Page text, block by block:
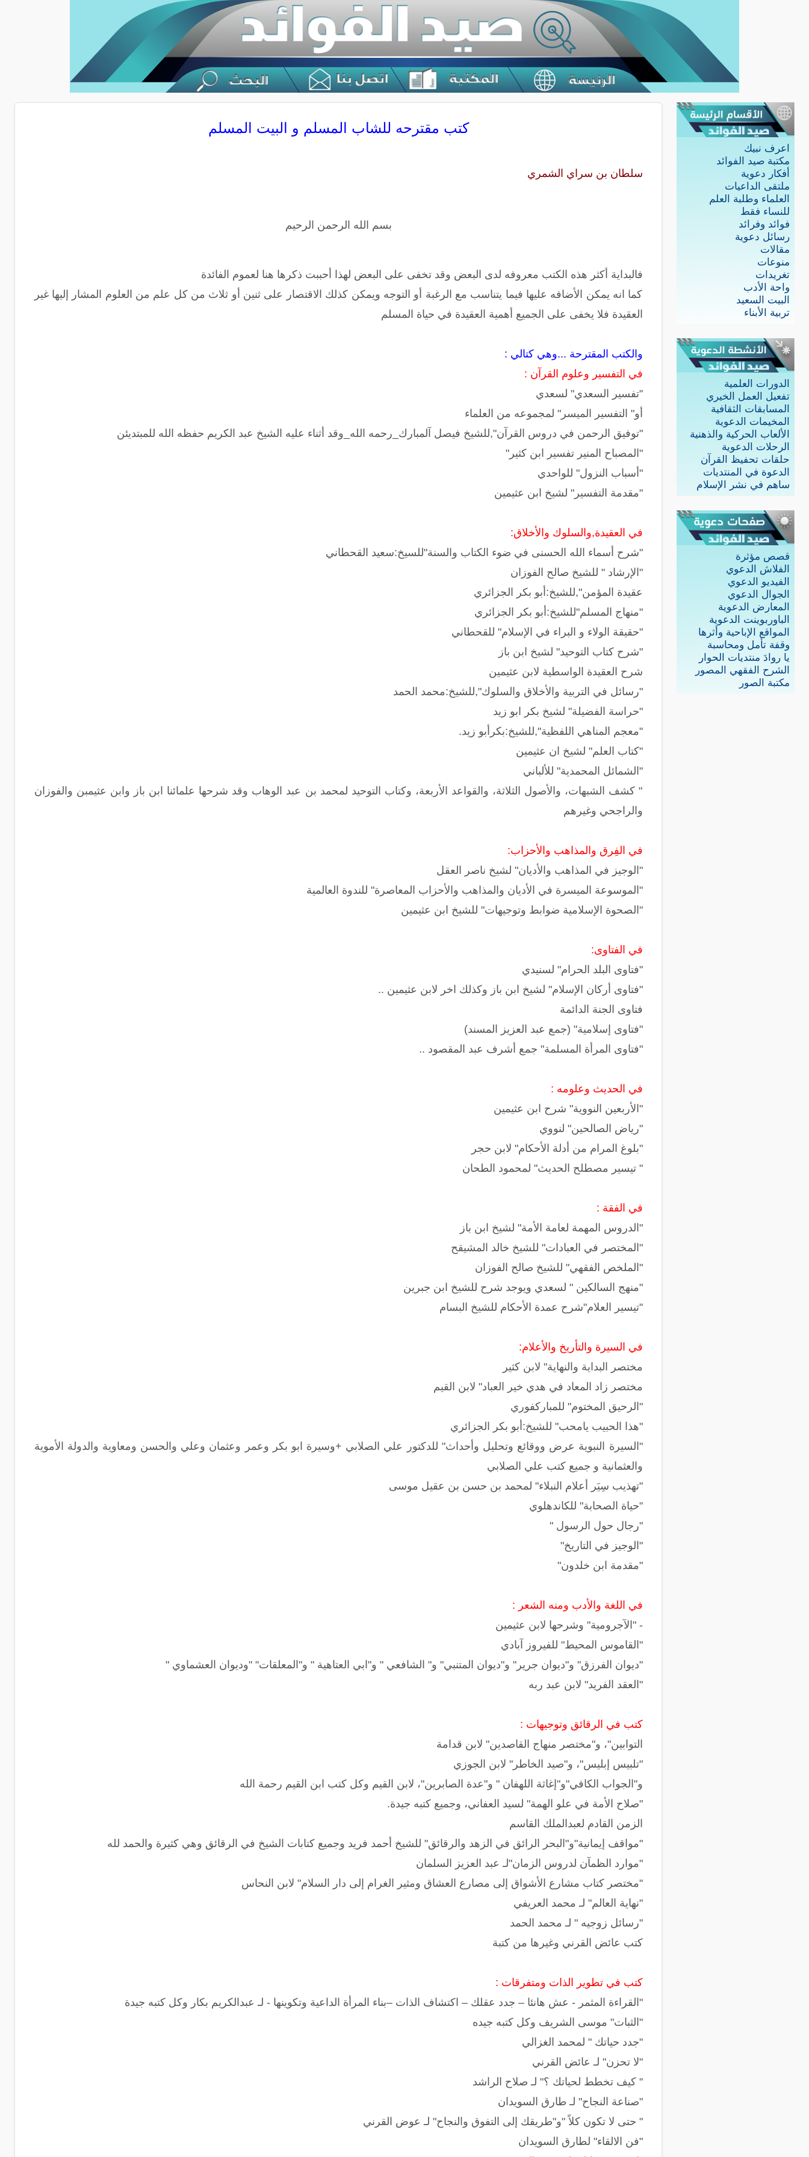
اعرف نبيك
مكتبة صيد الفوائد
أفكار دعوية
ملتقى الداعيات
العلماء وطلبة العلم
للنساء فقط
فوائد وفرائد
رسائل دعوية
مقالات
منوعات
تغريدات
واحة الأدب
البيت السعيد
تربية الأبناء
الدورات العلمية
تفعيل العمل الخيري
المسابقات الثقافية
المخيمات الدعوية
الألعاب الحركية والذهنية
الرحلات الدعوية
حلقات تحفيظ القرآن
الدعوة في المنتديات
ساهم في نشر الإسلام
قصص مؤثرة
الفلاش الدعوي
الفيديو الدعوي
الجوال الدعوي
المعارض الدعوية
الباوربوينت الدعوية
المواقع الإباحية وأثرها
وقفة تأمل ومحاسبة
يا روادَ منتديات الحوار
الشرح الفقهي المصور
مكتبة الصور
كتب مقترحه للشاب المسلم و البيت المسلم
سلطان بن سراي الشمري
بسم الله الرحمن الرحيم
فالبداية أكثر هذه الكتب معروفه لدى البعض وقد تخفى على البعض لهذا أحببت ذكرها هنا لعموم الفائدة
كما انه يمكن الأضافه عليها فيما يتناسب مع الرغبة أو التوجه ويمكن كذلك الاقتصار على ثنين أو ثلاث من كل علم من العلوم المشار إليها غير
العقيدة فلا يخفى على الجميع أهمية العقيدة في حياة المسلم
والكتب المقترحة ...وهي كتالي :
في التفسير وعلوم القرآن :
"تفسير السعدي" لسعدي
أو" التفسير الميسر" لمجموعه من العلماء
"توفيق الرحمن في دروس القرآن",للشيخ فيصل آلمبارك_رحمه الله_وقد أثناء عليه الشيخ عبد الكريم حفظه الله للمبتديئن
"المصباح المنير تفسير ابن كثير"
"أسباب النزول" للواحدي
"مقدمة التفسير" لشيخ ابن عثيمين
في العقيدة,والسلوك والأخلاق:
"شرح أسماء الله الحسنى في ضوء الكتاب والسنة"للسيخ:سعيد القحطاني
"الإرشاد " للشيخ صالح الفوزان
عقيدة المؤمن",للشيخ:أبو بكر الجزائري
"منهاج المسلم"للشيخ:أبو بكر الجزائري
"حقيقة الولاء و البراء في الإسلام" للقحطاني
"شرح كتاب التوحيد" لشيخ ابن باز
شرح العقيدة الواسطية لابن عثيمين
"رسائل في التربية والأخلاق والسلوك",للشيخ:محمد الحمد
"حراسة الفضيلة" لشيخ بكر ابو زيد
"معجم المناهي اللفظية",للشيخ:بكرأبو زيد.
"كتاب العلم" لشيخ ان عثيمين
"الشمائل المحمدية" للألباني
" كشف الشبهات، والأصول الثلاثة، والقواعد الأربعة، وكتاب التوحيد لمحمد بن عبد الوهاب وقد شرحها علمائنا ابن باز وابن عثيمبن والفوزان
والراجحي وغيرهم
في الفِرق والمذاهب والأحزاب:
"الوجيز في المذاهب والأديان" لشيخ ناصر العقل
"الموسوعة الميسرة في الأديان والمذاهب والأحزاب المعاصرة" للندوة العالمية
"الصحوة الإسلامية ضوابط وتوجيهات" للشيخ ابن عثيمين
في الفتاوى:
"فتاوى البلد الحرام" لسنيدي
"فتاوى أركان الإسلام" لشيخ ابن باز وكذلك اخر لابن عثيمين ..
فتاوى الجنة الدائمة
"فتاوى إسلامية" (جمع عبد العزيز المسند)
"فتاوى المرأة المسلمة" جمع أشرف عبد المقصود ..
في الحديث وعلومه :
"الأربعين النووية" شرح ابن عثيمين
"رياض الصالحين" لنووي
"بلوغ المرام من أدلة الأحكام" لابن حجر
" تيسير مصطلح الحديث" لمحمود الطحان
في الفقة :
"الدروس المهمة لعامة الأمة" لشيخ ابن باز
"المختصر في العبادات" للشيخ خالد المشيقح
"الملخص الفقهي" للشيخ صالح الفوزان
"منهج السالكين " لسعدي ويوجد شرح للشيخ ابن جبرين
"تيسير العلام"شرح عمدة الأحكام للشيخ البسام
في السيرة والتأريخ والأعلام:
مختصر البداية والنهاية" لابن كثير
مختصر زاد المعاد في هدي خير العباد" لابن القيم
"الرحيق المختوم" للمباركفوري
"هذا الحبيب يامحب" للشيخ:أبو بكر الجزائري
"السيرة النبوية عرض ووقائع وتحليل وأحداث" للدكتور علي الصلابي +وسيرة ابو بكر وعمر وعثمان وعلي والحسن ومعاوية والدولة الأموية
والعثمانية و جميع كتب علي الصلابي
"تهذيب سِيَر أعلام النبلاء" لمحمد بن حسن بن عقيل موسى
"حياة الصحابة" للكاندهلوي
"رجال حول الرسول "
"الوجيز في التاريخ"
"مقدمة ابن خلدون"
في اللغة والأدب ومنه الشعر :
- "الآجرومية" وشرحها لابن عثيمين
"القاموس المحيط" للفيروز آبادي
"ديوان الفرزق" و"ديوان جرير" و"ديوان المتنبي" و" الشافعي " و"ابي العتاهية " و"المعلقات" "وديوان العشماوي "
"العقد الفريد" لابن عبد ربه
كتب في الرقائق وتوجيهات :
التوابين"، و"مختصر منهاج القاصدين" لابن قدامة
"تلبيس إبليس"، و"صيد الخاطر" لابن الجوزي
و"الجواب الكافي"و"إغاثة اللهفان " و"عدة الصابرين"، لابن القيم وكل كتب ابن القيم رحمة الله
"صلاح الأمة في علو الهمة" لسيد العفاني، وجميع كتبه جيدة.
الزمن القادم لعبدالملك القاسم
"مواقف إيمانية"و"البحر الرائق في الزهد والرقائق" للشيخ أحمد فريد وجميع كتابات الشيخ في الرقائق وهي كثيرة والحمد لله
"موارد الظمآن لدروس الزمان"لـ عبد العزيز السلمان
"مختصر كتاب مشارع الأشواق إلى مصارع العشاق ومثير الغرام إلى دار السلام" لابن النحاس
"نهاية العالم" لـ محمد العريفي
"رسائل زوجيه " لـ محمد الحمد
كتب عائض القرني وغيرها من كتبة
كتب في تطوير الذات ومتفرقات :
"القراءة المثمر - عش هانئا – جدد عقلك – اكتشاف الذات –بناء المرأة الداعية وتكوينها - لـ عبدالكريم بكار وكل كتبه جيدة
"الثبات" موسى الشريف وكل كتبه جيده
"جدد حياتك " لمحمد الغزالي
"لا تحزن" لـ عائض القرني
" كيف تخطط لحياتك ؟" لـ صلاح الراشد
"صناعة النجاح" لـ طارق السويدان
" حتى لا تكون كلاً "و"طريقك إلى التفوق والنجاح" لـ عوض القرني
"فن الالقاء" لطارق السويدان